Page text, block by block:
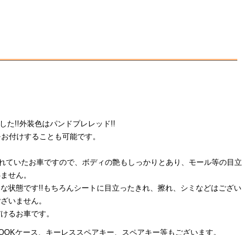
た!!外装色はパンドプレレッド!!
付けすることも可能です。
ていたお車ですので、ボディの艶もしっかりとあり、モール等の目立
せん。
状態です!!もちろんシートに目立ったきれ、擦れ、シミなどはござい
いません。
るお車です。
ケース、キーレススペアキー、スペアキー等もございます。